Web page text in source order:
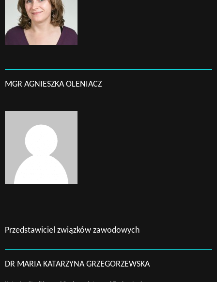
MGR AGNIESZKA OLENIACZ
Przedstawiciel związków zawodowych
DR MARIA KATARZYNA GRZEGORZEWSKA